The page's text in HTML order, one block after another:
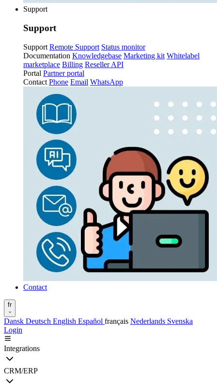
Support
Support
Support Remote Support Status monitor
Documentation Knowledgebase Marketing kit Whitelabel
marketplace Billing Reseller API
Portal Partner portal
Contact Phone Email WhatsApp
Contact
fr
Dansk Deutsch English Español français Nederlands Svenska
Login
Integrations
CRM/ERP